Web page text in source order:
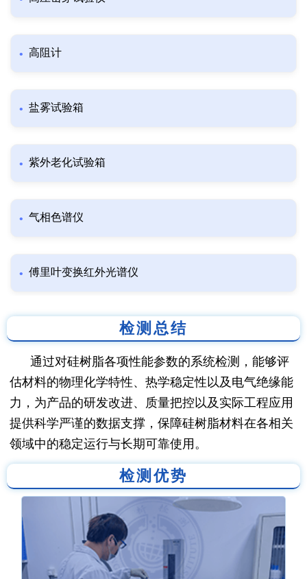
高阻计
盐雾试验箱
紫外老化试验箱
气相色谱仪
傅里叶变换红外光谱仪
检测总结
通过对硅树脂各项性能参数的系统检测，能够评
估材料的物理化学特性、热学稳定性以及电气绝缘能
力，为产品的研发改进、质量把控以及实际工程应用
提供科学严谨的数据支撑，保障硅树脂材料在各相关
领域中的稳定运行与长期可靠使用。
检测优势